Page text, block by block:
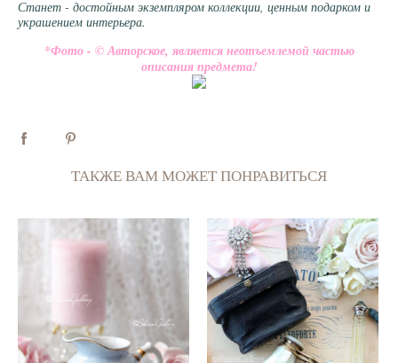
Станет - достойным экземпляром коллекции, ценным подарком и
украшением интерьера.
*Фото - © Авторское, является неотъемлемой частью
описания предмета!
ТАКЖЕ ВАМ МОЖЕТ ПОНРАВИТЬСЯ